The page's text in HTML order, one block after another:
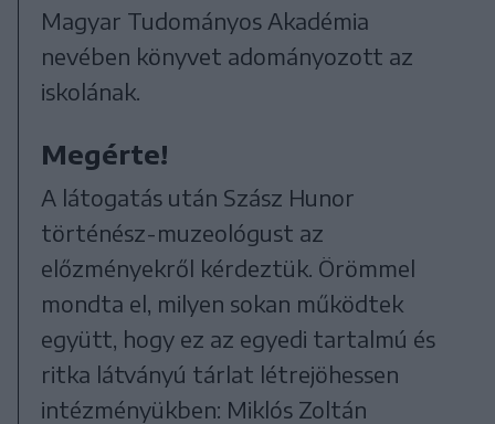
Magyar Tudományos Akadémia
nevében könyvet adományozott az
iskolának.
Megérte!
A látogatás után Szász Hunor
történész-muzeológust az
előzményekről kérdeztük. Örömmel
mondta el, milyen sokan működtek
együtt, hogy ez az egyedi tartalmú és
ritka látványú tárlat létrejöhessen
intézményükben: Miklós Zoltán